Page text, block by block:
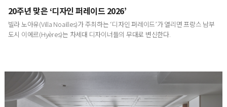
빌라 노아유(Villa Noailles)가 주최하는 ‘디자인 퍼레이드’가 열리면 프랑스 남부
도시 이에르(Hyères)는 차세대 디자이너들의 무대로 변신한다.